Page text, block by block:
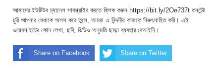
আমাদের ইউটিউব চ্যানেল সাবস্ক্রাইব করতে ক্লিক করুন https://bit.ly/2Oe737t কনটেন্ট
চুরি আপনার মেধাকে অলস করে তুলে, আমরা এ নিন্দনীয় কাজকে নিরুৎসাহিত করি। এই
ওয়েবসাইটের কোন লেখা, ছবি, ভিডিও অনুমতি ছাড়া ব্যবহার বেআইনি।
Share on Facebook Share on Twitter